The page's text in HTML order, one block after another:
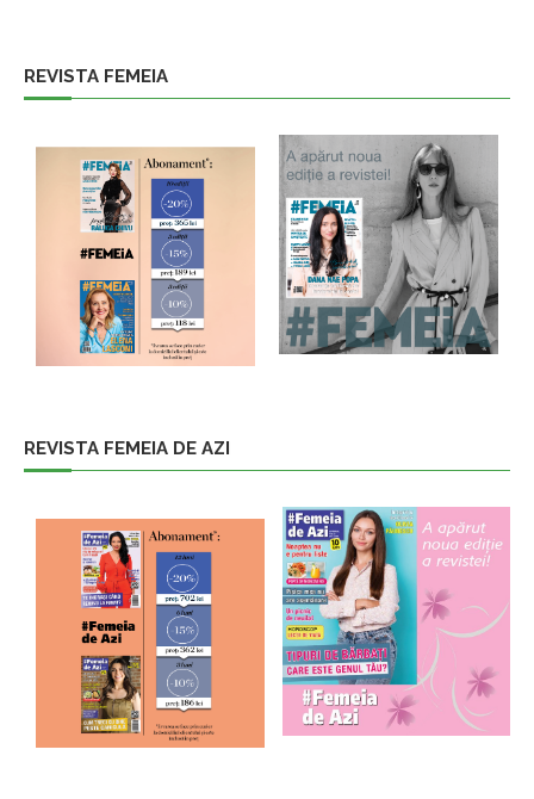
REVISTA FEMEIA
REVISTA FEMEIA DE AZI